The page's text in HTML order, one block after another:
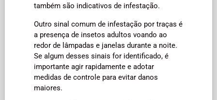
também são indicativos de infestação.
Outro sinal comum de infestação por traças é
a presença de insetos adultos voando ao
redor de lâmpadas e janelas durante a noite.
Se algum desses sinais for identificado, é
importante agir rapidamente e adotar
medidas de controle para evitar danos
maiores.